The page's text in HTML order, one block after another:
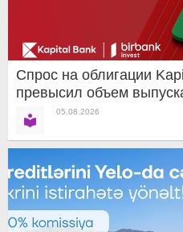
Спрос на облигации
превысил объем
05.08.2026